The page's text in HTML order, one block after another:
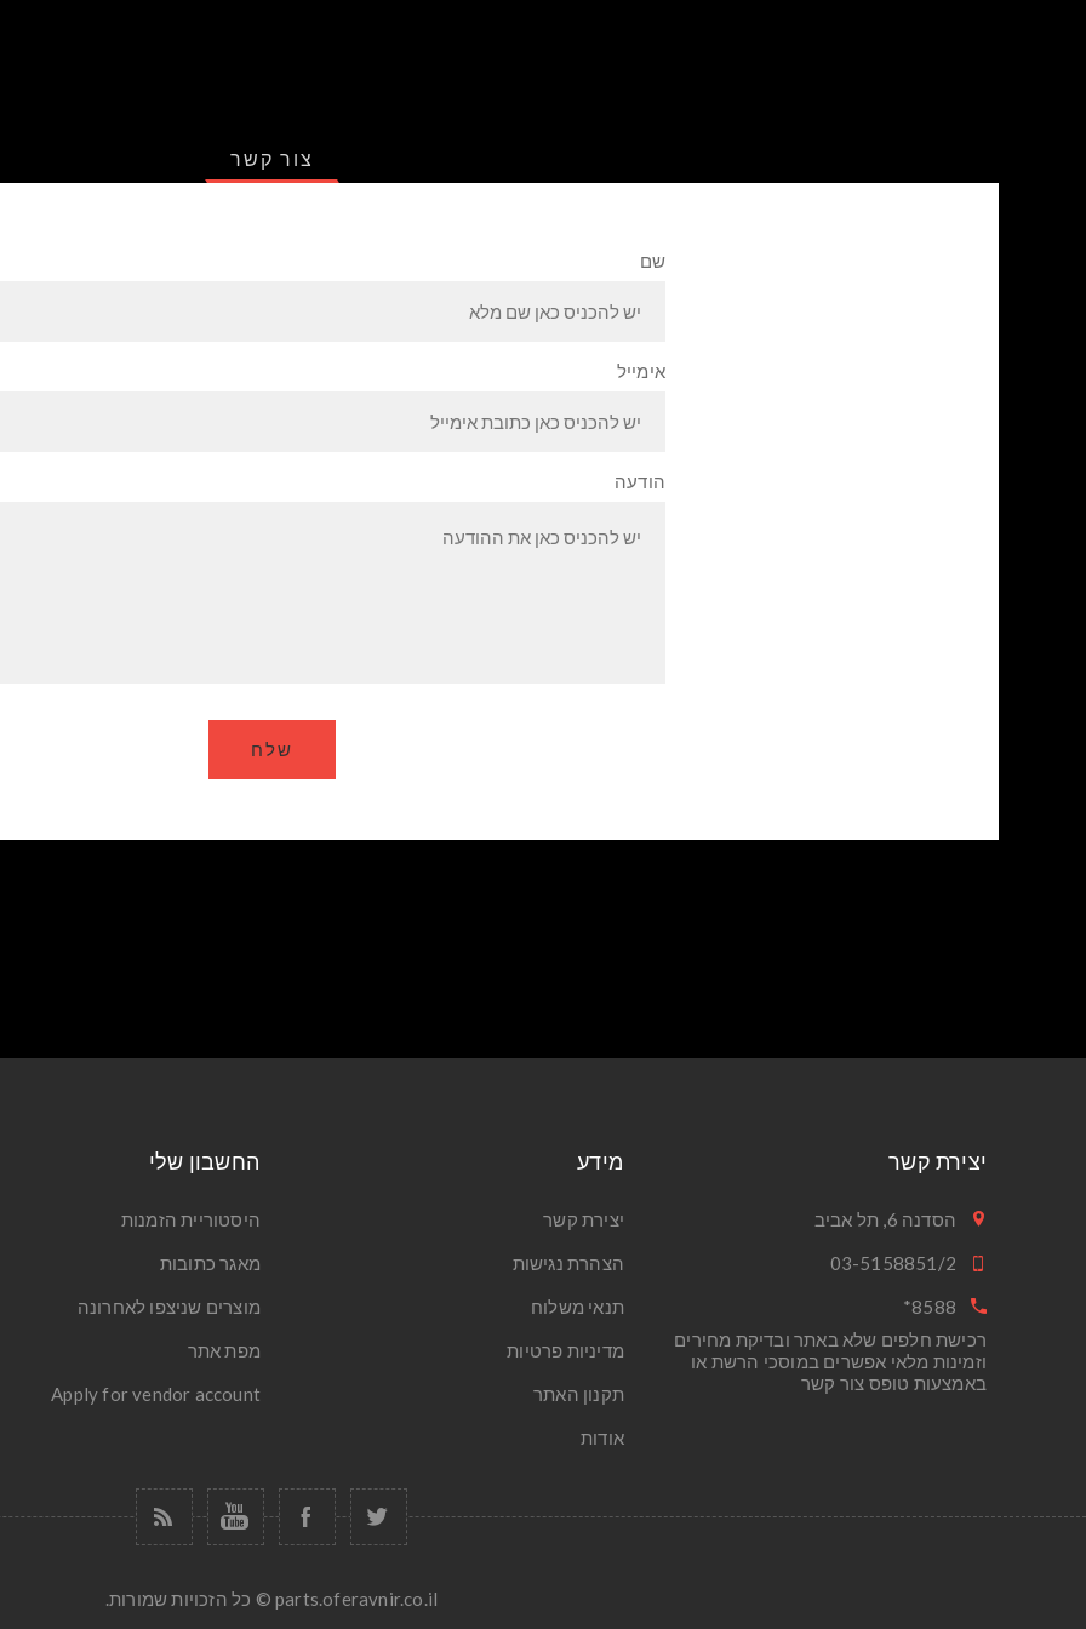
צור קשר
שם
אימייל
הודעה
יצירת קשר
הסדנה 6, תל אביב
03-5158851/2
8588*
רכישת חלפים שלא באתר ובדיקת מחירים
וזמינות מלאי אפשרים במוסכי הרשת או
באמצעות טופס צור קשר
מידע
יצירת קשר
הצהרת נגישות
תנאי משלוח
מדיניות פרטיות
תקנון האתר
אודות
החשבון שלי
היסטוריית הזמנות
מאגר כתובות
מוצרים שניצפו לאחרונה
מפת אתר
Apply for vendor account
parts.oferavnir.co.il © כל הזכויות שמורות.